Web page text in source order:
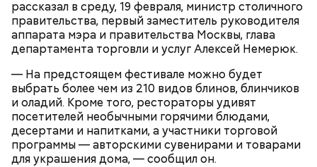
рассказал в среду, 19 февраля, министр столичного
правительства, первый заместитель руководителя
аппарата мэра и правительства Москвы, глава
департамента торговли и услуг Алексей Немерюк.
— На предстоящем фестивале можно будет
выбрать более чем из 210 видов блинов, блинчиков
и оладий. Кроме того, рестораторы удивят
посетителей необычными горячими блюдами,
десертами и напитками, а участники торговой
программы — авторскими сувенирами и товарами
для украшения дома, — сообщил он.